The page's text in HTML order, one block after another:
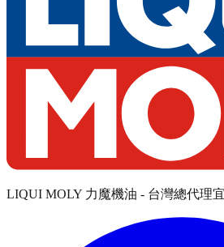
LIQUI MOLY 力魔機油 - 台灣總代理